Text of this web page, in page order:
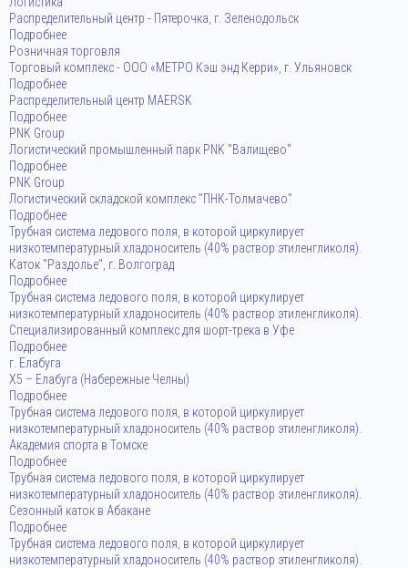
Распределительный центр - Пятерочка, г. Зеленодольск
Подробнее
Розничная торговля
Торговый комплекс - ООО «МЕТРО Кэш энд Керри», г. Ульяновск
Подробнее
Распределительный центр MAERSK
Подробнее
PNK Group
Логистический промышленный парк PNK "Валищево"
Подробнее
PNK Group
Логистический складской комплекс "ПНК-Толмачево"
Подробнее
Трубная система ледового поля, в которой циркулирует
низкотемпературный хладоноситель (40% раствор этиленгликоля).
Каток "Раздолье", г. Волгоград
Подробнее
Трубная система ледового поля, в которой циркулирует
низкотемпературный хладоноситель (40% раствор этиленгликоля).
Специализированный комплекс для шорт-трека в Уфе
Подробнее
г. Елабуга
Х5 – Елабуга (Набережные Челны)
Подробнее
Трубная система ледового поля, в которой циркулирует
низкотемпературный хладоноситель (40% раствор этиленгликоля).
Академия спорта в Томске
Подробнее
Трубная система ледового поля, в которой циркулирует
низкотемпературный хладоноситель (40% раствор этиленгликоля).
Сезонный каток в Абакане
Подробнее
Трубная система ледового поля, в которой циркулирует
низкотемпературный хладоноситель (40% раствор этиленгликоля).